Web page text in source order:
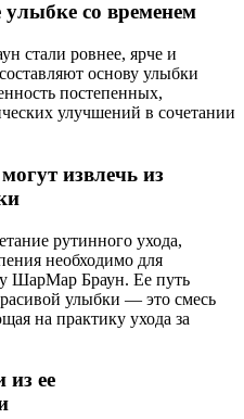
улыбке со временем
стали ровнее, ярче и
основу улыбки
постепенных,
улучшений в сочетании
извлечь из
рутинного ухода,
необходимо для
ШарМар Браун. Ее путь
улыбки — это смесь
на практику ухода за
ее